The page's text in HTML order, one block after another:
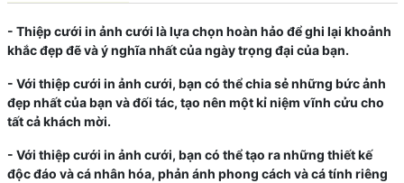
- Thiệp cưới in ảnh cưới là lựa chọn hoàn hảo để ghi lại khoảnh
khắc đẹp đẽ và ý nghĩa nhất của ngày trọng đại của bạn.
- Với thiệp cưới in ảnh cưới, bạn có thể chia sẻ những bức ảnh
đẹp nhất của bạn và đối tác, tạo nên một kỉ niệm vĩnh cửu cho
tất cả khách mời.
- Với thiệp cưới in ảnh cưới, bạn có thể tạo ra những thiết kế
độc đáo và cá nhân hóa, phản ánh phong cách và cá tính riêng